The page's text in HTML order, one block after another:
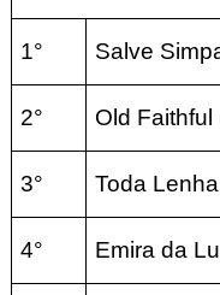
1° Salve
2° Old Faithful
3° Toda Lenha
4° Emira da